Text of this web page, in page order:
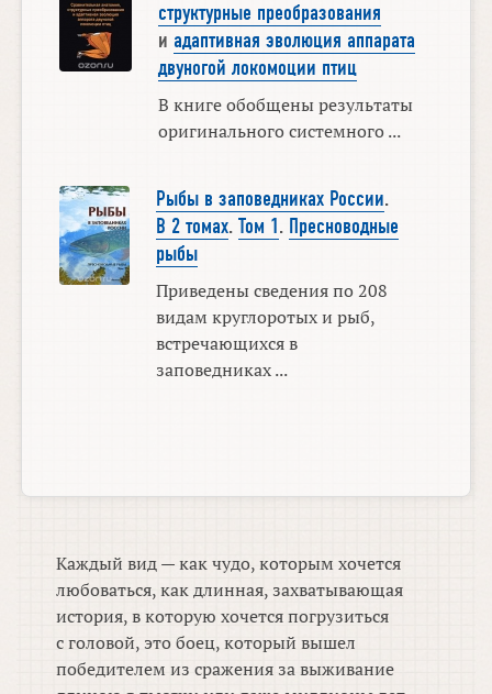
структурные преобразования
и адаптивная эволюция аппарата
двуногой локомоции птиц
В книге обобщены результаты
оригинального системного ...
Рыбы в заповедниках России.
В 2 томах. Том 1 . Пресноводные
рыбы
Приведены сведения по 208
видам круглоротых и рыб,
встречающихся в
заповедниках ...
Каждый вид — как чудо, которым хочется
любоваться, как длинная, захватывающая
история, в которую хочется погрузиться
с головой, это боец, который вышел
победителем из сражения за выживание